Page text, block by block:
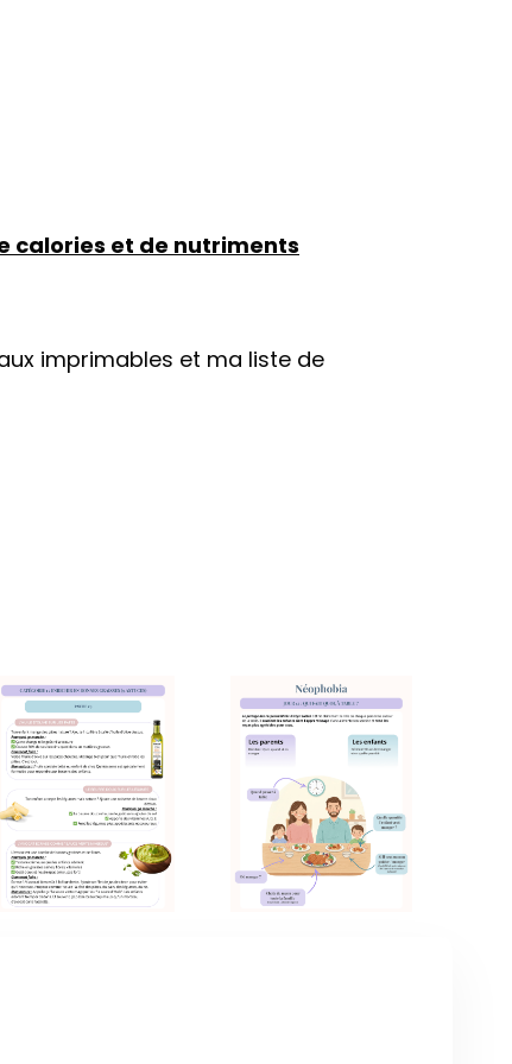
calories et de nutriments
imprimables et ma liste de